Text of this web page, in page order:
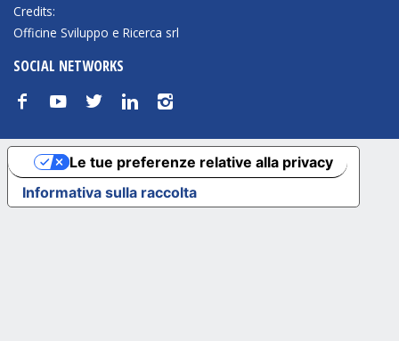
Credits:
Officine Sviluppo e Ricerca srl
SOCIAL NETWORKS
f y t n i
Informativa sulla raccolta
Le tue preferenze relative alla privacy